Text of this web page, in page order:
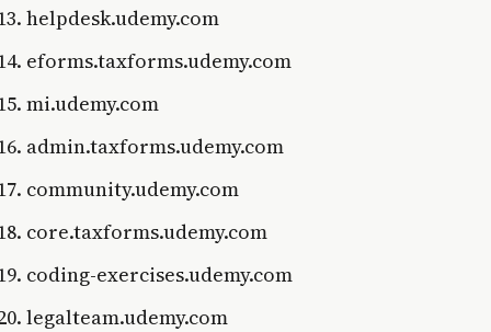
helpdesk.udemy.com
eforms.taxforms.udemy.com
mi.udemy.com
admin.taxforms.udemy.com
community.udemy.com
core.taxforms.udemy.com
coding-exercises.udemy.com
legalteam.udemy.com